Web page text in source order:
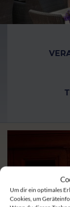
Um dir ein optimales
Cookies, um